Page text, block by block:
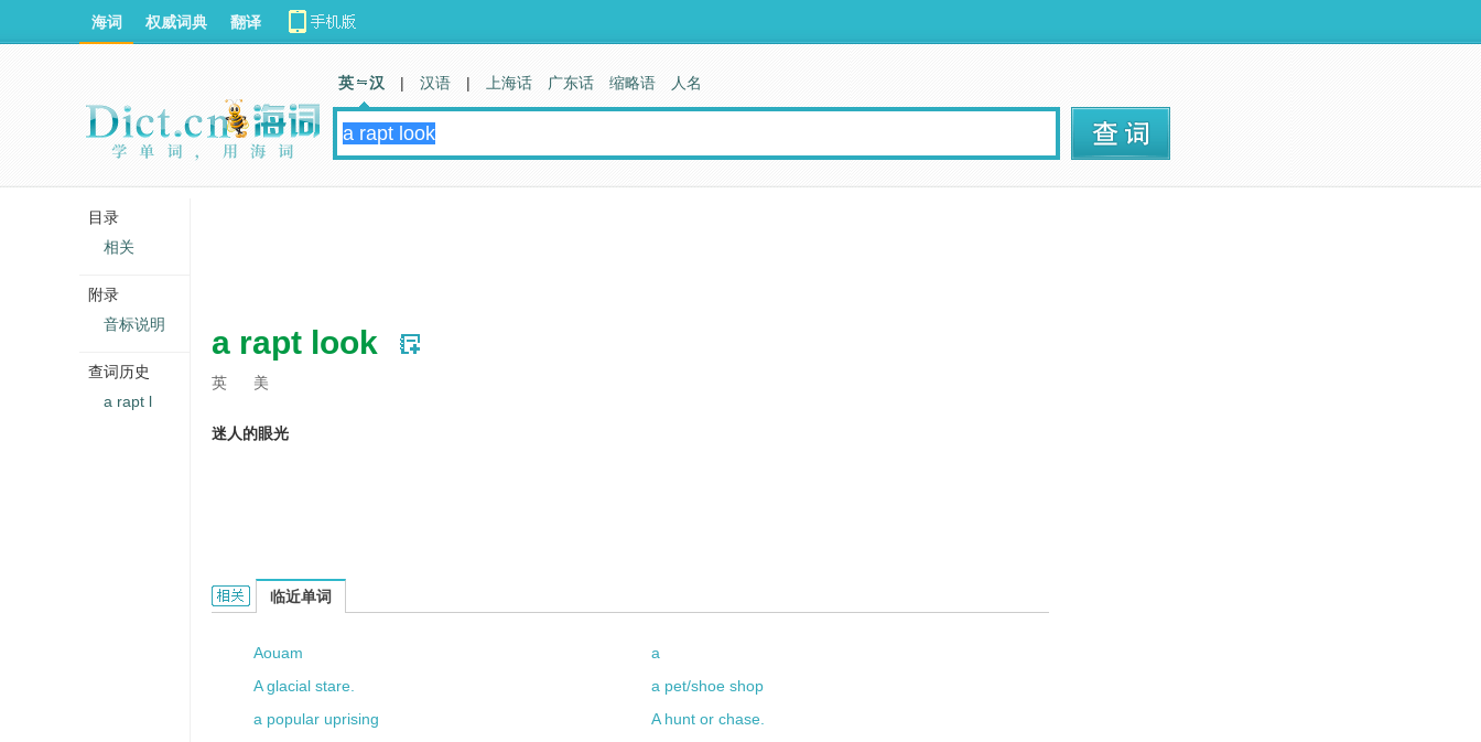
a rapt look
英 美
迷人的眼光
a rapt look的相关资料：
临近单词
Aouam
a
A glacial stare.
a pet/shoe shop
a popular uprising
A hunt or chase.
海词 权威词典 翻译
英 汉 | 汉语 | 上海话 广东话 缩略语 人名
目录
相关
附录
音标说明
查词历史
a rapt l